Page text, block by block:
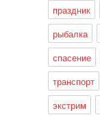
праздник
рыбалка
спасение
транспорт
экстрим